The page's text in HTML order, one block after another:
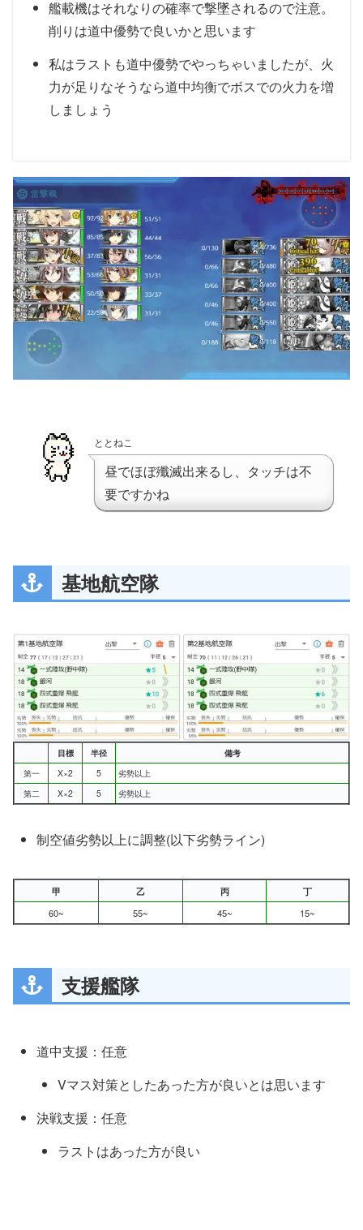
艦載機はそれなりの確率で撃墜されるので注意。
削りは道中優勢で良いかと思います
私はラストも道中優勢でやっちゃいましたが、火
力が足りなそうなら道中均衡でボスでの火力を増
しましょう
第五艦隊主力
手数不足を感じるなら魚雷カットイン艦に変更。個
人的には火力は大丈夫そうだったので道中で中破を
ボス編成に潜水新棲姫や潜水艦が含まれるパターン
があるので、その対策として1隻対潜装備にしていま
ととねこ
昼でほぼ殲滅出来るし、タッチは不
要ですかね
基地航空隊
目標 半径
備考
第一
X×2 5
劣勢以上
第二
X×2 5 劣勢以上
制空値劣勢以上に調整(以下劣勢ライン)
甲 乙 丙
丁
60~
55~ 45~ 15~
支援艦隊
道中支援：任意
Vマス対策としたあった方が良いとは思います
決戦支援：任意
ラストはあった方が良い